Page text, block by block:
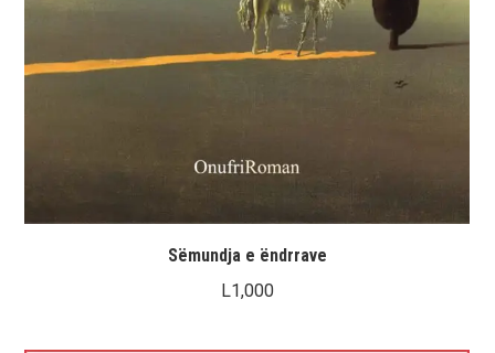
Sëmundja e ëndrrave
L1,000